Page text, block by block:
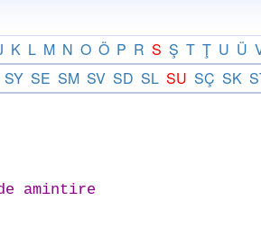
K L M N O Ö P R S Ş T Ţ U Ü
SY SE SM SV SD SL SU SÇ SK
amintire